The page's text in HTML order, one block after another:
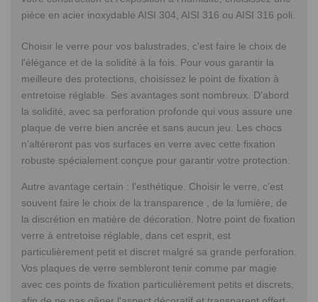
pièce en acier inoxydable AISI 304, AISI 316 ou AISI 316 poli.
Choisir le verre pour vos balustrades, c'est faire le choix de
l'élégance et de la solidité à la fois. Pour vous garantir la
meilleure des protections, choisissez le point de fixation à
entretoise réglable. Ses avantages sont nombreux. D'abord
la solidité, avec sa perforation profonde qui vous assure une
plaque de verre bien ancrée et sans aucun jeu. Les chocs
n’altéreront pas vos surfaces en verre avec cette fixation
robuste spécialement conçue pour garantir votre protection.
Autre avantage certain : l'esthétique. Choisir le verre, c'est
souvent faire le choix de la transparence , de la lumière, de
la discrétion en matière de décoration. Notre point de fixation
verre à entretoise réglable, dans cet esprit, est
particulièrement petit et discret malgré sa grande perforation.
Vos plaques de verre sembleront tenir comme par magie
avec ces points de fixation particulièrement petits et discrets,